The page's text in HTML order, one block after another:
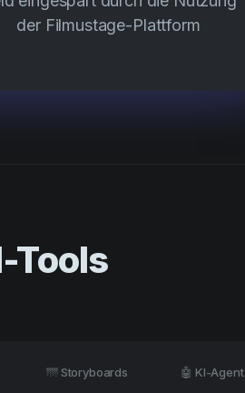
der Filmustage-Plattform
Tools
🌁 Storyboards 🤖 KI-Agent